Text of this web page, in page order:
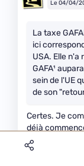
Le 04/04/
La taxe
ici
USA. Elle
GAFA¹
sein de l'UE
de son
Certes. Je
déjà
raison libérale
une surtaxe